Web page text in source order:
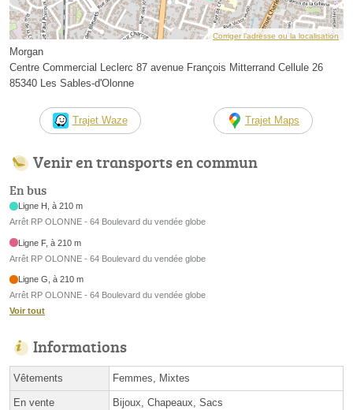
Corriger l’adresse ou la localisation
Morgan
Centre Commercial Leclerc 87 avenue François Mitterrand Cellule 26
85340 Les Sables-d'Olonne
Trajet Waze Trajet Maps
Venir en transports en commun
En bus
Ligne H, à 210 m
Arrêt RP OLONNE - 64 Boulevard du vendée globe
Ligne F, à 210 m
Arrêt RP OLONNE - 64 Boulevard du vendée globe
Ligne G, à 210 m
Arrêt RP OLONNE - 64 Boulevard du vendée globe
Voir tout
Informations
Vêtements Femmes, Mixtes
En vente Bijoux, Chapeaux, Sacs